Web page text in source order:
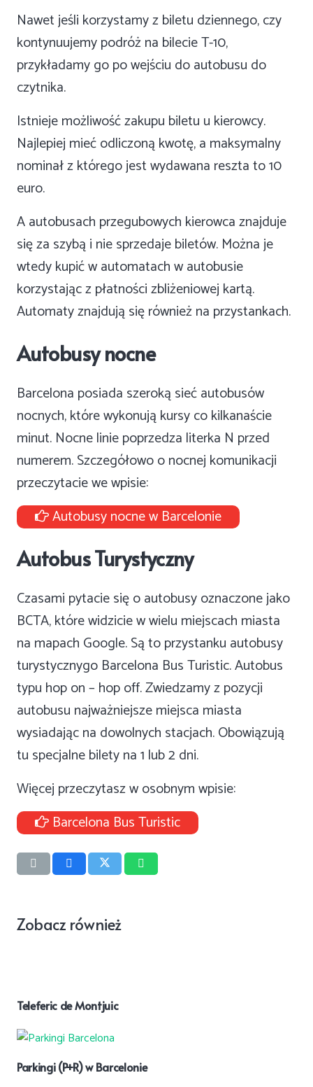
Nawet jeśli korzystamy z biletu dziennego, czy
kontynuujemy podróż na bilecie T-10,
przykładamy go po wejściu do autobusu do
czytnika.
Istnieje możliwość zakupu biletu u kierowcy.
Najlepiej mieć odliczoną kwotę, a maksymalny
nominał z którego jest wydawana reszta to 10
euro.
A autobusach przegubowych kierowca znajduje
się za szybą i nie sprzedaje biletów. Można je
wtedy kupić w automatach w autobusie
korzystając z płatności zbliżeniowej kartą.
Automaty znajdują się również na przystankach.
Autobusy nocne
Barcelona posiada szeroką sieć autobusów
nocnych, które wykonują kursy co kilkanaście
minut. Nocne linie poprzedza literka N przed
numerem. Szczegółowo o nocnej komunikacji
przeczytacie we wpisie:
Autobusy nocne w Barcelonie
Autobus Turystyczny
Czasami pytacie się o autobusy oznaczone jako
BCTA, które widzicie w wielu miejscach miasta
na mapach Google. Są to przystanku autobusy
turystycznygo Barcelona Bus Turistic. Autobus
typu hop on – hop off. Zwiedzamy z pozycji
autobusu najważniejsze miejsca miasta
wysiadając na dowolnych stacjach. Obowiązują
tu specjalne bilety na 1 lub 2 dni.
Więcej przeczytasz w osobnym wpisie:
Barcelona Bus Turistic
Zobacz również
Teleferic de Montjuic
Parkingi (P+R) w Barcelonie